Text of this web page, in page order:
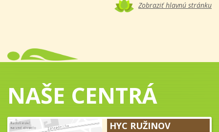
Zobraziť hlavnú stránku
NAŠE CENTRÁ
HYC RUŽINOV